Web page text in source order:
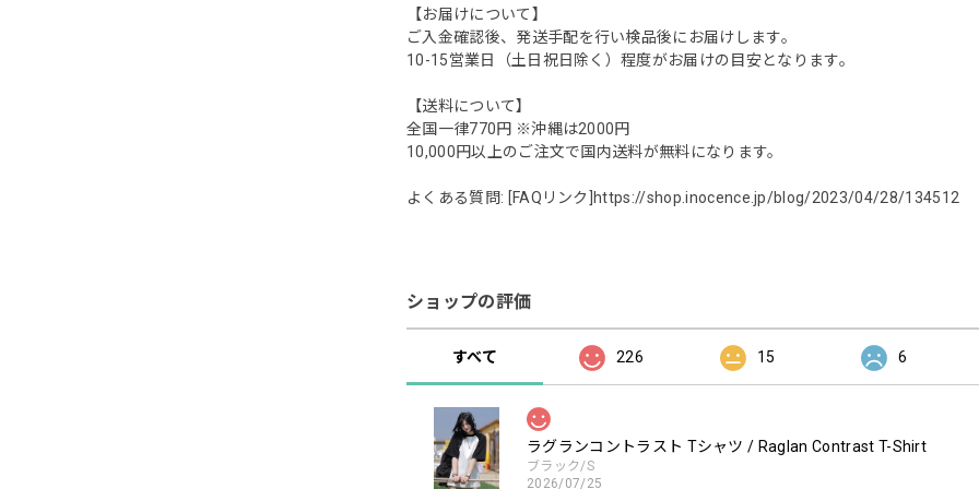
【お届けについて】
ご入金確認後、発送手配を行い検品後にお届けします。
10-15営業日（土日祝日除く）程度がお届けの目安となります。
【送料について】
全国一律770円 ※沖縄は2000円
10,000円以上のご注文で国内送料が無料になります。
よくある質問: [FAQリンク] https://shop.inocence.jp/blog/2023/04/28/134512
ショップの評価
すべて 226 15 6
ラグランコントラスト Tシャツ / Raglan Contrast T-Shirt
ブラック/S
2026/07/25